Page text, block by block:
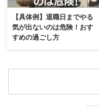
【具体例】退職日までやる
気が出ないのは危険！おす
すめの過ごし方